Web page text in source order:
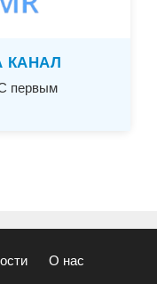
КАНАЛ
первым
О нас